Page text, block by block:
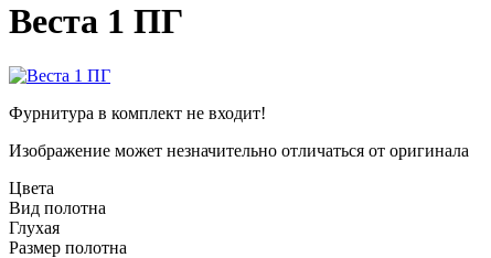
Веста 1 ПГ
Фурнитура в комплект не входит!
Изображение может незначительно отличаться от оригинала
Цвета
Вид полотна
Глухая
Размер полотна